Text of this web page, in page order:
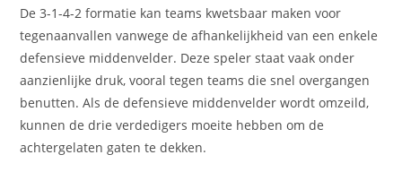
De 3-1-4-2 formatie kan teams kwetsbaar maken voor
tegenaanvallen vanwege de afhankelijkheid van een enkele
defensieve middenvelder. Deze speler staat vaak onder
aanzienlijke druk, vooral tegen teams die snel overgangen
benutten. Als de defensieve middenvelder wordt omzeild,
kunnen de drie verdedigers moeite hebben om de
achtergelaten gaten te dekken.